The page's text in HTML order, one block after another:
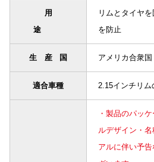
用
途
リムとタイヤ
を防止
生産国 アメリカ合衆国
適合車種 2.15インチリム
・製品のパッ
ルデザイン・
アルに伴い予